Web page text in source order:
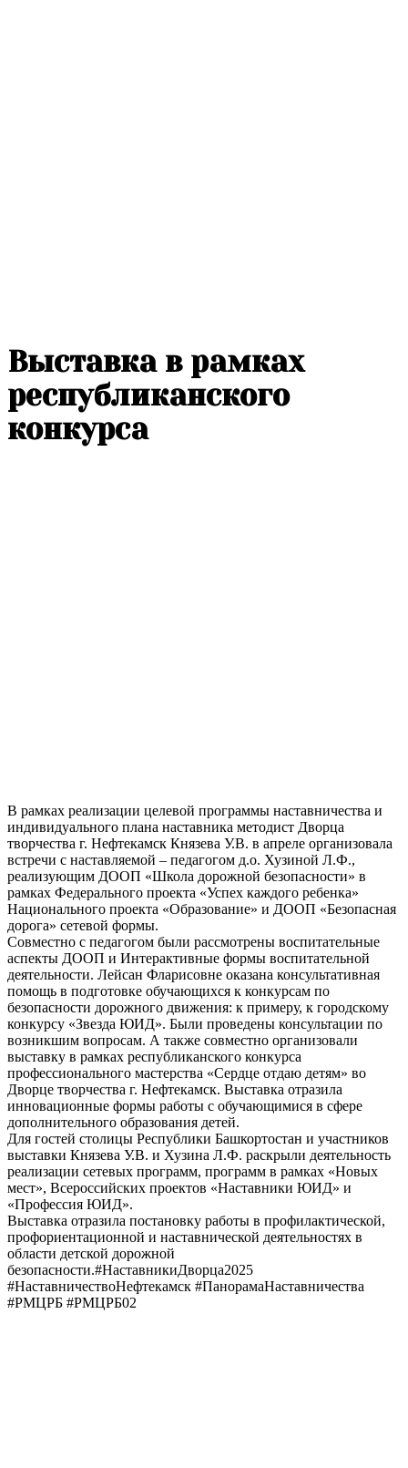
Выставка в рамках
республиканского
конкурса
В рамках реализации целевой программы наставничества и
индивидуального плана наставника методист Дворца
творчества г. Нефтекамск Князева У.В. в апреле организовала
встречи с наставляемой – педагогом д.о. Хузиной Л.Ф.,
реализующим ДООП «Школа дорожной безопасности» в
рамках Федерального проекта «Успех каждого ребенка»
Национального проекта «Образование» и ДООП «Безопасная
дорога» сетевой формы.
Совместно с педагогом были рассмотрены воспитательные
аспекты ДООП и Интерактивные формы воспитательной
деятельности. Лейсан Фларисовне оказана консультативная
помощь в подготовке обучающихся к конкурсам по
безопасности дорожного движения: к примеру, к городскому
конкурсу «Звезда ЮИД». Были проведены консультации по
возникшим вопросам. А также совместно организовали
выставку в рамках республиканского конкурса
профессионального мастерства «Сердце отдаю детям» во
Дворце творчества г. Нефтекамск. Выставка отразила
инновационные формы работы с обучающимися в сфере
дополнительного образования детей.
Для гостей столицы Республики Башкортостан и участников
выставки Князева У.В. и Хузина Л.Ф. раскрыли деятельность
реализации сетевых программ, программ в рамках «Новых
мест», Всероссийских проектов «Наставники ЮИД» и
«Профессия ЮИД».
Выставка отразила постановку работы в профилактической,
профориентационной и наставнической деятельностях в
области детской дорожной
безопасности.#НаставникиДворца2025
#НаставничествоНефтекамск #ПанорамаНаставничества
#РМЦРБ #РМЦРБ02